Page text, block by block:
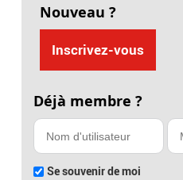
Nouveau ?
Inscrivez-vous
Déjà membre ?
Se souvenir de moi